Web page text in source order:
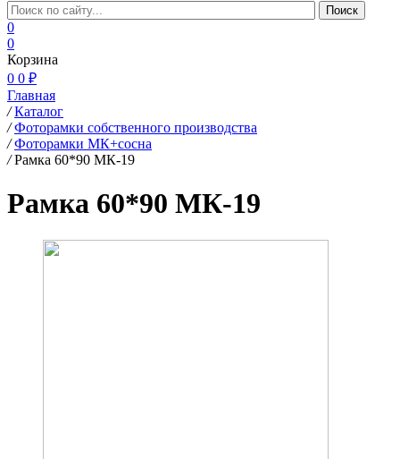
0
0
Корзина
0 0 ₽
Главная
/ Каталог
/ Фоторамки собственного производства
/ Фоторамки МК+сосна
/ Рамка 60*90 МК-19
Рамка 60*90 МК-19